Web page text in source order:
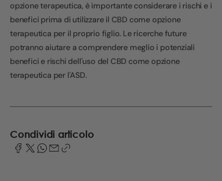
opzione terapeutica, è importante considerare i rischi e i
benefici prima di utilizzare il CBD come opzione
terapeutica per il proprio figlio. Le ricerche future
potranno aiutare a comprendere meglio i potenziali
benefici e rischi dell'uso del CBD come opzione
terapeutica per l'ASD.
Condividi articolo